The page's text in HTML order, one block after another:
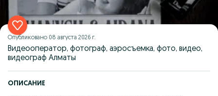
Опубликовано 08 августа 2026 г.
Видеооператор, фотограф, аэросъемка, фото, видео,
видеограф Алматы
ОПИСАНИЕ